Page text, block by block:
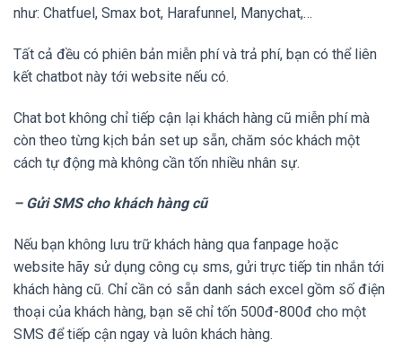
như: Chatfuel, Smax bot, Harafunnel, Manychat,…
Tất cả đều có phiên bản miễn phí và trả phí, bạn có thể liên
kết chatbot này tới website nếu có.
Chat bot không chỉ tiếp cận lại khách hàng cũ miễn phí mà
còn theo từng kịch bản set up sẵn, chăm sóc khách một
cách tự động mà không cần tốn nhiều nhân sự.
– Gửi SMS cho khách hàng cũ
Nếu bạn không lưu trữ khách hàng qua fanpage hoặc
website hãy sử dụng công cụ sms, gửi trực tiếp tin nhắn tới
khách hàng cũ. Chỉ cần có sẵn danh sách excel gồm số điện
thoại của khách hàng, bạn sẽ chỉ tốn 500đ-800đ cho một
SMS để tiếp cận ngay và luôn khách hàng.